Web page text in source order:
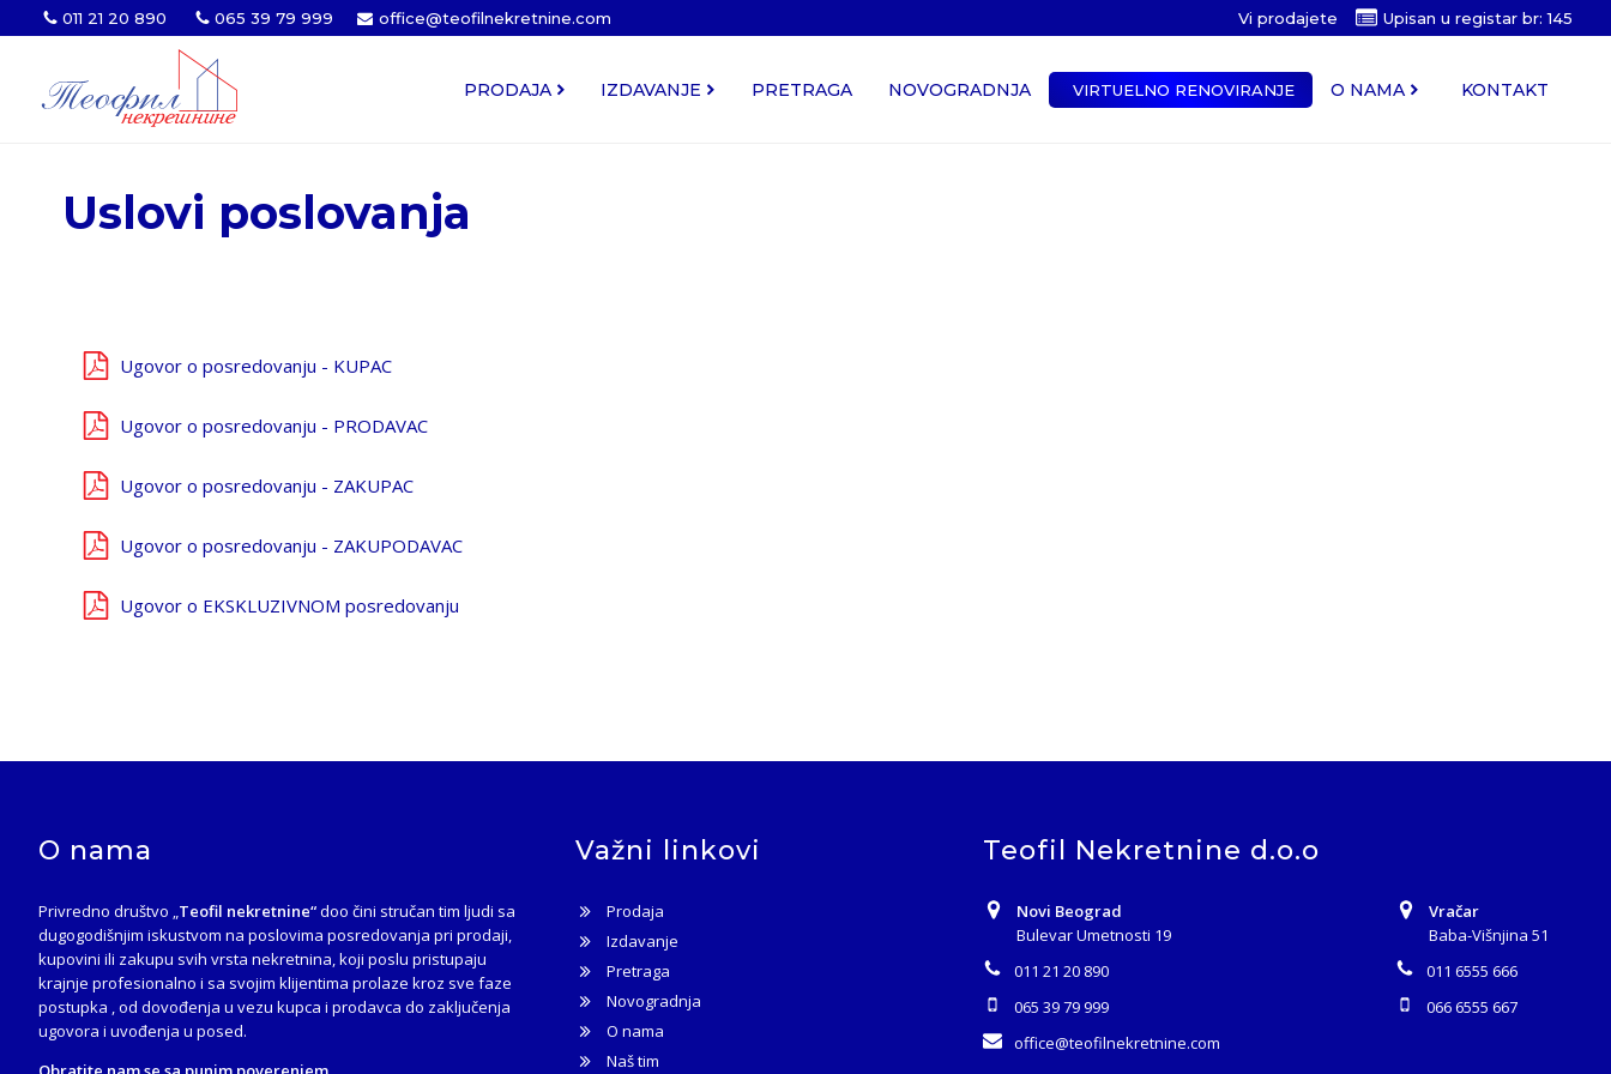
011 21 20 890 065 39 79 999 office@teofilnekretnine.com Vi prodajete Upisan u registar br: 145
PRODAJA IZDAVANJE PRETRAGA NOVOGRADNJA VIRTUELNO RENOVIRANJE O NAMA KONTAKT
Uslovi poslovanja
Ugovor o posredovanju - KUPAC
Ugovor o posredovanju - PRODAVAC
Ugovor o posredovanju - ZAKUPAC
Ugovor o posredovanju - ZAKUPODAVAC
Ugovor o EKSKLUZIVNOM posredovanju
O nama
Privredno društvo „Teofil nekretnine“doo čini stručan tim ljudi sa
dugogodišnjim iskustvom na poslovima posredovanja pri prodaji,
kupovini ili zakupu svih vrsta nekretnina, koji poslu pristupaju
krajnje profesionalno i sa svojim klijentima prolaze kroz sve faze
postupka , od dovođenja u vezu kupca i prodavca do zaključenja
ugovora i uvođenja u posed.
Važni linkovi
Prodaja
Izdavanje
Pretraga
Novogradnja
O nama
Naš tim
Teofil Nekretnine d.o.o
Novi Beograd
Bulevar Umetnosti 19
011 21 20 890
065 39 79 999
office@teofilnekretnine.com
Vračar
Baba-Višnjina 51
011 6555 666
066 6555 667